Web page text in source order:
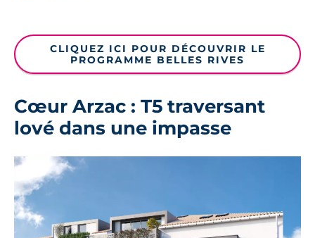
CLIQUEZ ICI POUR DÉCOUVRIR LE
PROGRAMME BELLES RIVES
Cœur Arzac : T5 traversant
lové dans une impasse